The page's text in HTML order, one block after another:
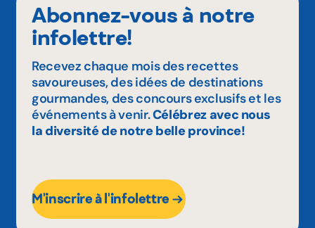
Abonnez-vous à notre
infolettre!
Recevez chaque mois des recettes
savoureuses, des idées de destinations
gourmandes, des concours exclusifs et les
événements à venir.Célébrez avec nous
la diversité de notre belle province!
M'inscrire à l'infolettre